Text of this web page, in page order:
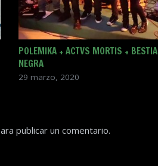
POLEMIKA + ACTVS MORTIS + BESTIA
NEGRA
29 marzo, 2020
publicar un comentario.